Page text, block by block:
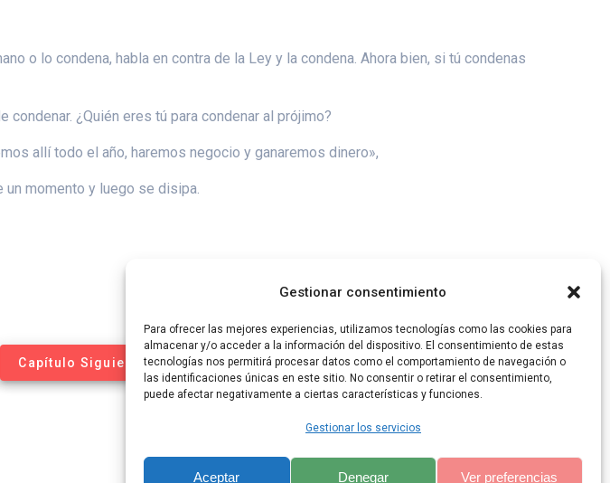
Gestionar consentimiento
Para ofrecer las mejores experiencias, utilizamos tecnologías como las cookies para
almacenar y/o acceder a la información del dispositivo. El consentimiento de estas
tecnologías nos permitirá procesar datos como el comportamiento de navegación o
las identificaciones únicas en este sitio. No consentir o retirar el consentimiento,
puede afectar negativamente a ciertas características y funciones.
Gestionar los servicios
Aceptar Denegar Ver preferencias
o lo condena, habla en contra de la Ley y la condena. Ahora bien, si tú condenas
¿Quién eres tú para condenar al prójimo?
allí todo el año, haremos negocio y ganaremos dinero»,
un momento y luego se disipa.
Capítulo Siguiente